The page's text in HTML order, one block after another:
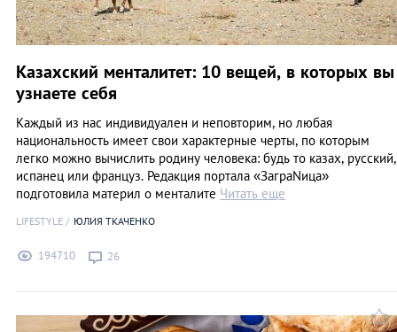
Казахский менталитет: 10 вещей, в которых вы
узнаете себя
Каждый из нас индивидуален и неповторим, но любая
национальность имеет свои характерные черты, по которым
легко можно вычислить родину человека: будь то казах, русский,
испанец или француз. Редакция портала «ЗаграNица»
подготовила материл о менталите Читать еще
LIFESTYLE ЮЛИЯ ТКАЧЕНКО
194710 26